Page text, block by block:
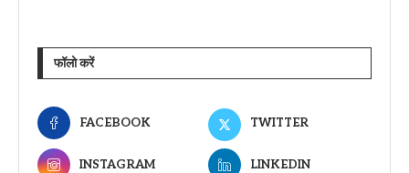
फॉलो करें
FACEBOOK TWITTER
INSTAGRAM LINKEDIN